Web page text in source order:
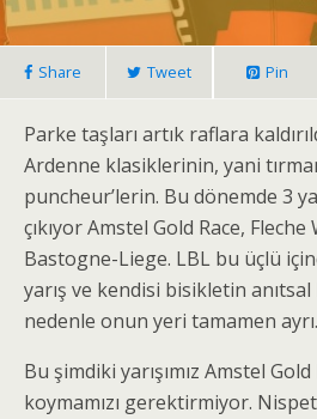
Share Tweet Pin
Parke taşları artık raflara
Ardenne klasiklerinin, yani
puncheur’lerin. Bu dönemde 3
çıkıyor Amstel Gold Race,
Bastogne-Liege. LBL bu üçlü
yarış ve kendisi bisikletin
nedenle onun yeri tamamen ayrı.
Bu şimdiki yarışımız Amstel
koymamızı gerektirmiyor.